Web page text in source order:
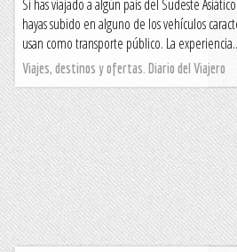
Si has viajado a algún país del Sudeste
hayas subido en alguno de los vehículos
usan como transporte público. La
Viajes, destinos y ofertas. Diario del Viajero